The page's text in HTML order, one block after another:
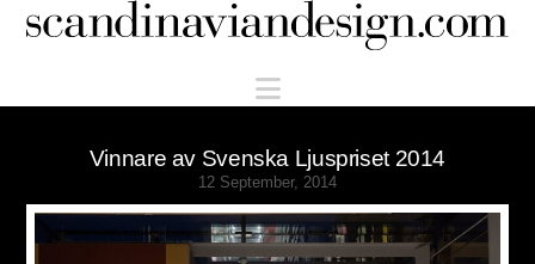
Scandinaviandesign.com
Navigation
Vinnare av Svenska Ljuspriset 2014
12 September, 2014